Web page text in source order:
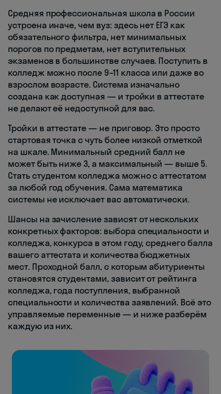
Средняя профессиональная школа в России
устроена иначе, чем вуз: здесь нет ЕГЭ как
обязательного фильтра, нет минимальных
порогов по предметам, нет вступительных
экзаменов в большинстве случаев. Поступить в
колледж можно после 9–11 класса или даже во
взрослом возрасте. Система изначально
создана как доступная — и тройки в аттестате
не делают её недоступной для вас.
Тройки в аттестате — не приговор. Это просто
стартовая точка с чуть более низкой отметкой
на шкале. Минимальный средний балл не
может быть ниже 3, а максимальный — выше 5.
Стать студентом колледжа можно с аттестатом
за любой год обучения. Сама математика
системы не исключает вас автоматически.
Шансы на зачисление зависят от нескольких
конкретных факторов: выбора специальности и
колледжа, конкурса в этом году, среднего балла
вашего аттестата и количества бюджетных
мест. Проходной балл, с которым абитуриенты
становятся студентами, зависит от рейтинга
колледжа, года поступления, выбранной
специальности и количества заявлений. Всё это
управляемые переменные — и ниже разберём
каждую из них.